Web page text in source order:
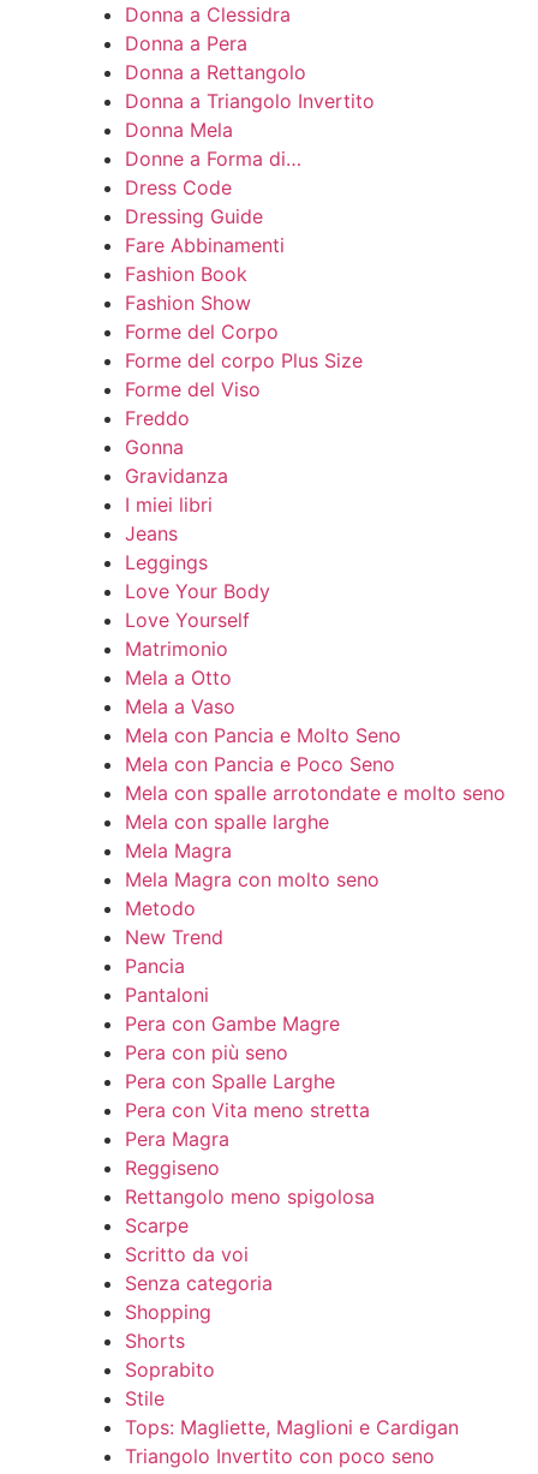
Donna a Clessidra
Donna a Pera
Donna a Rettangolo
Donna a Triangolo Invertito
Donna Mela
Donne a Forma di…
Dress Code
Dressing Guide
Fare Abbinamenti
Fashion Book
Fashion Show
Forme del Corpo
Forme del corpo Plus Size
Forme del Viso
Freddo
Gonna
Gravidanza
I miei libri
Jeans
Leggings
Love Your Body
Love Yourself
Matrimonio
Mela a Otto
Mela a Vaso
Mela con Pancia e Molto Seno
Mela con Pancia e Poco Seno
Mela con spalle arrotondate e molto seno
Mela con spalle larghe
Mela Magra
Mela Magra con molto seno
Metodo
New Trend
Pancia
Pantaloni
Pera con Gambe Magre
Pera con più seno
Pera con Spalle Larghe
Pera con Vita meno stretta
Pera Magra
Reggiseno
Rettangolo meno spigolosa
Scarpe
Scritto da voi
Senza categoria
Shopping
Shorts
Soprabito
Stile
Tops: Magliette, Maglioni e Cardigan
Triangolo Invertito con poco seno